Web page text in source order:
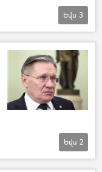
Եվս 3
Եվս 2